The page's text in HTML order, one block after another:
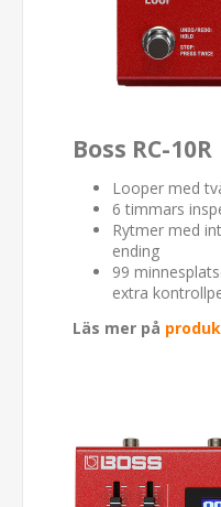
Boss RC-10R
Looper med
6 timmars
Rytmer med
ending
99
extra
Läs mer på